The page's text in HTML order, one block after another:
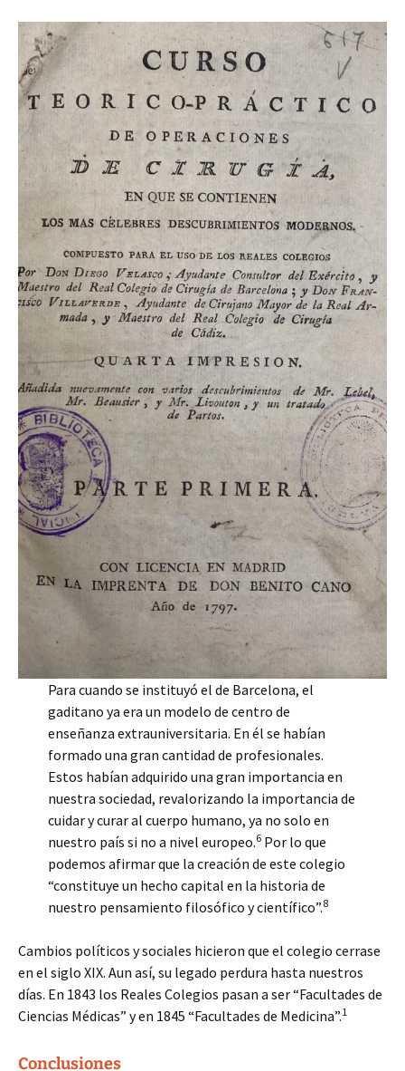
Para cuando se instituyó el de Barcelona, el
gaditano ya era un modelo de centro de
enseñanza extrauniversitaria. En él se habían
formado una gran cantidad de profesionales.
Estos habían adquirido una gran importancia en
nuestra sociedad, revalorizando la importancia de
cuidar y curar al cuerpo humano, ya no solo en
nuestro país si no a nivel europeo.6Por lo que
podemos afirmar que la creación de este colegio
“constituye un hecho capital en la historia de
nuestro pensamiento filosófico y científico”.8
Cambios políticos y sociales hicieron que el colegio cerrase
en el siglo XIX. Aun así, su legado perdura hasta nuestros
días. En 1843 los Reales Colegios pasan a ser “Facultades de
Ciencias Médicas” y en 1845 “Facultades de Medicina”.1
Conclusiones